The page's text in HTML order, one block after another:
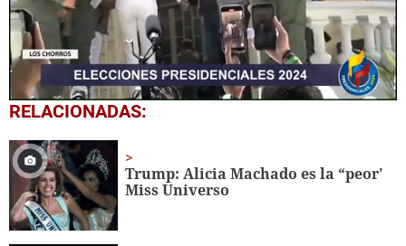
0
seconds
44
seconds
RELACIONADAS:
Trump: Alicia Machado es la “peor'
Miss Universo